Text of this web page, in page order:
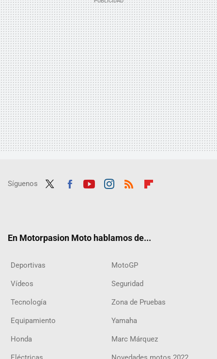
Síguenos
En Motorpasion Moto hablamos de...
Deportivas MotoGP
Vídeos Seguridad
Tecnología Zona de Pruebas
Equipamiento Yamaha
Honda Marc Márquez